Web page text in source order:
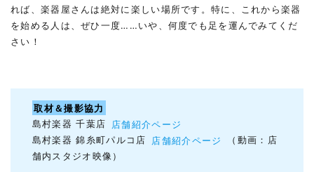
れば、楽器屋さんは絶対に楽しい場所です。特に、これから楽器
を始める人は、ぜひ一度……いや、何度でも足を運んでみてくだ
さい！
取材＆撮影協力
島村楽器 千葉店
店舗紹介ページ
島村楽器 錦糸町パルコ店
店舗紹介ページ
（動画：店
舗内スタジオ映像）